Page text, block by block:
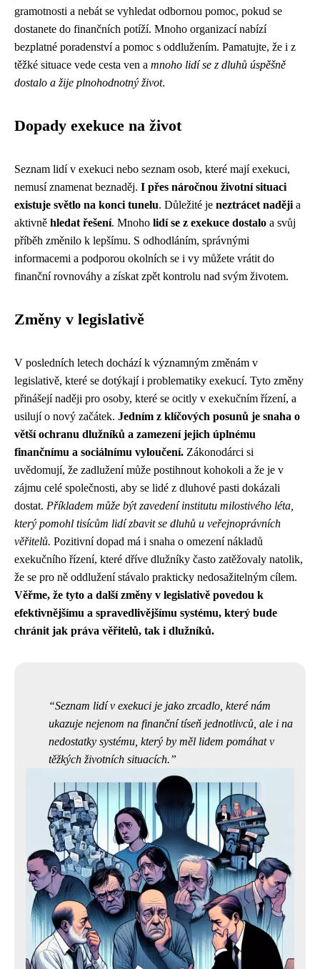
gramotnosti a nebát se vyhledat odbornou pomoc, pokud se
dostanete do finančních potíží. Mnoho organizací nabízí
bezplatné poradenství a pomoc s oddlužením. Pamatujte, že i z
těžké situace vede cesta ven a mnoho lidí se z dluhů úspěšně
dostalo a žije plnohodnotný život.
Dopady exekuce na život
Seznam lidí v exekuci nebo seznam osob, které mají exekuci,
nemusí znamenat beznaděj. I přes náročnou životní situaci
existuje světlo na konci tunelu. Důležité je neztrácet naději a
aktivně hledat řešení. Mnoho lidí se z exekuce dostalo a svůj
příběh změnilo k lepšímu. S odhodláním, správnými
informacemi a podporou okolních se i vy můžete vrátit do
finanční rovnováhy a získat zpět kontrolu nad svým životem.
Změny v legislativě
V posledních letech dochází k významným změnám v
legislativě, které se dotýkají i problematiky exekucí. Tyto změny
přinášejí naději pro osoby, které se ocitly v exekučním řízení, a
usilují o nový začátek. Jedním z klíčových posunů je snaha o
větší ochranu dlužníků a zamezení jejich úplnému
finančnímu a sociálnímu vyloučení. Zákonodárci si
uvědomují, že zadlužení může postihnout kohokoli a že je v
zájmu celé společnosti, aby se lidé z dluhové pasti dokázali
dostat. Příkladem může být zavedení institutu milostivého léta,
který pomohl tisícům lidí zbavit se dluhů u veřejnoprávních
věřitelů. Pozitivní dopad má i snaha o omezení nákladů
exekučního řízení, které dříve dlužníky často zatěžovaly natolik,
že se pro ně oddlužení stávalo prakticky nedosažitelným cílem.
Věřme, že tyto a další změny v legislativě povedou k
efektivnějšímu a spravedlivějšímu systému, který bude
chránit jak práva věřitelů, tak i dlužníků.
Seznam lidí v exekuci je jako zrcadlo, které nám
ukazuje nejenom na finanční tíseň jednotlivců, ale i na
nedostatky systému, který by měl lidem pomáhat v
těžkých životních situacích.